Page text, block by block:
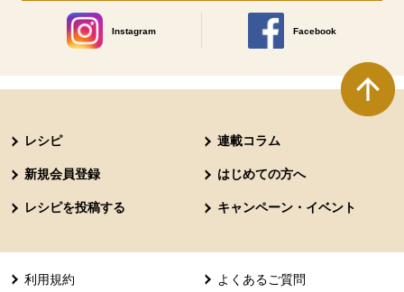
Instagram
別のウィンドウで開きます。
Facebook
別のウィンドウで開きます
レシピ 連載コラム
新規会員登録 はじめての方へ
レシピを投稿する キャンペーン・イベント
利用規約 よくあるご質問